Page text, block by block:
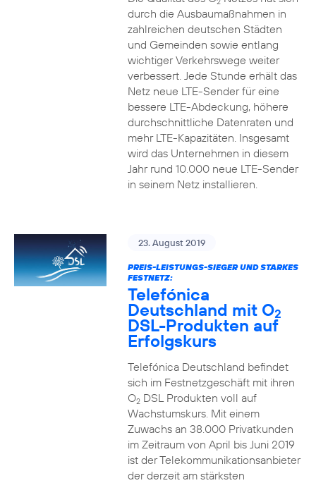
durch die Ausbaumaßnahmen in
zahlreichen deutschen Städten
und Gemeinden sowie entlang
wichtiger Verkehrswege weiter
verbessert. Jede Stunde erhält das
Netz neue LTE-Sender für eine
bessere LTE-Abdeckung, höhere
durchschnittliche Datenraten und
mehr LTE-Kapazitäten. Insgesamt
wird das Unternehmen in diesem
Jahr rund 10.000 neue LTE-Sender
in seinem Netz installieren.
23. August 2019
PREIS-LEISTUNGS-SIEGER UND STARKES
FESTNETZ:
Telefónica
Deutschland mit O2
DSL-Produkten auf
Erfolgskurs
Telefónica Deutschland befindet
sich im Festnetzgeschäft mit ihren
O2DSL Produkten voll auf
Wachstumskurs. Mit einem
Zuwachs an 38.000 Privatkunden
im Zeitraum von April bis Juni 2019
ist der Telekommunikationsanbieter
der derzeit am stärksten